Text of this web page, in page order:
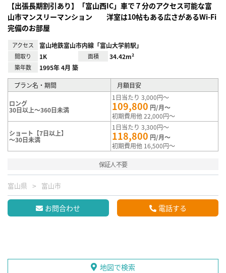
【出張長期割引あり】「富山西IC」車で７分のアクセス可能な富
山市マンスリーマンション 洋室は10帖もある広さがあるWi-Fi
完備のお部屋
アクセス 富山地鉄富山市内線「富山大学前駅」
間取り 1K 面積 34.42m²
築年数 1995年 4月 築
プラン名・期間 月額目安
ロング
30日以上～360日未満
1日当たり 3,000円～
109,800 円/月～
初期費用他 22,000円～
ショート【7日以上】
～30日未満
1日当たり 3,300円～
118,800 円/月～
初期費用他 16,500円～
保証人不要
富山県 富山市
お問合わせ 電話する
地図で検索